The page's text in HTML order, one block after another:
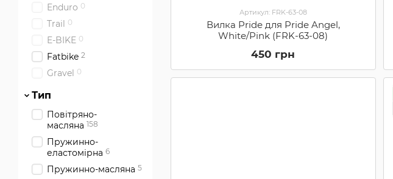
Артикул: FRK-63-08
Вилка Pride для Pride Angel,
White/Pink (FRK-63-08)
450 грн
Enduro 0
Trail 0
E-BIKE 0
Fatbike 2
Gravel 0
Тип
Повітряно-
масляна 158
Пружинно-
еластомірна 6
Пружинно-масляна 5